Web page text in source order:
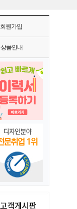
회원가입
상품안내